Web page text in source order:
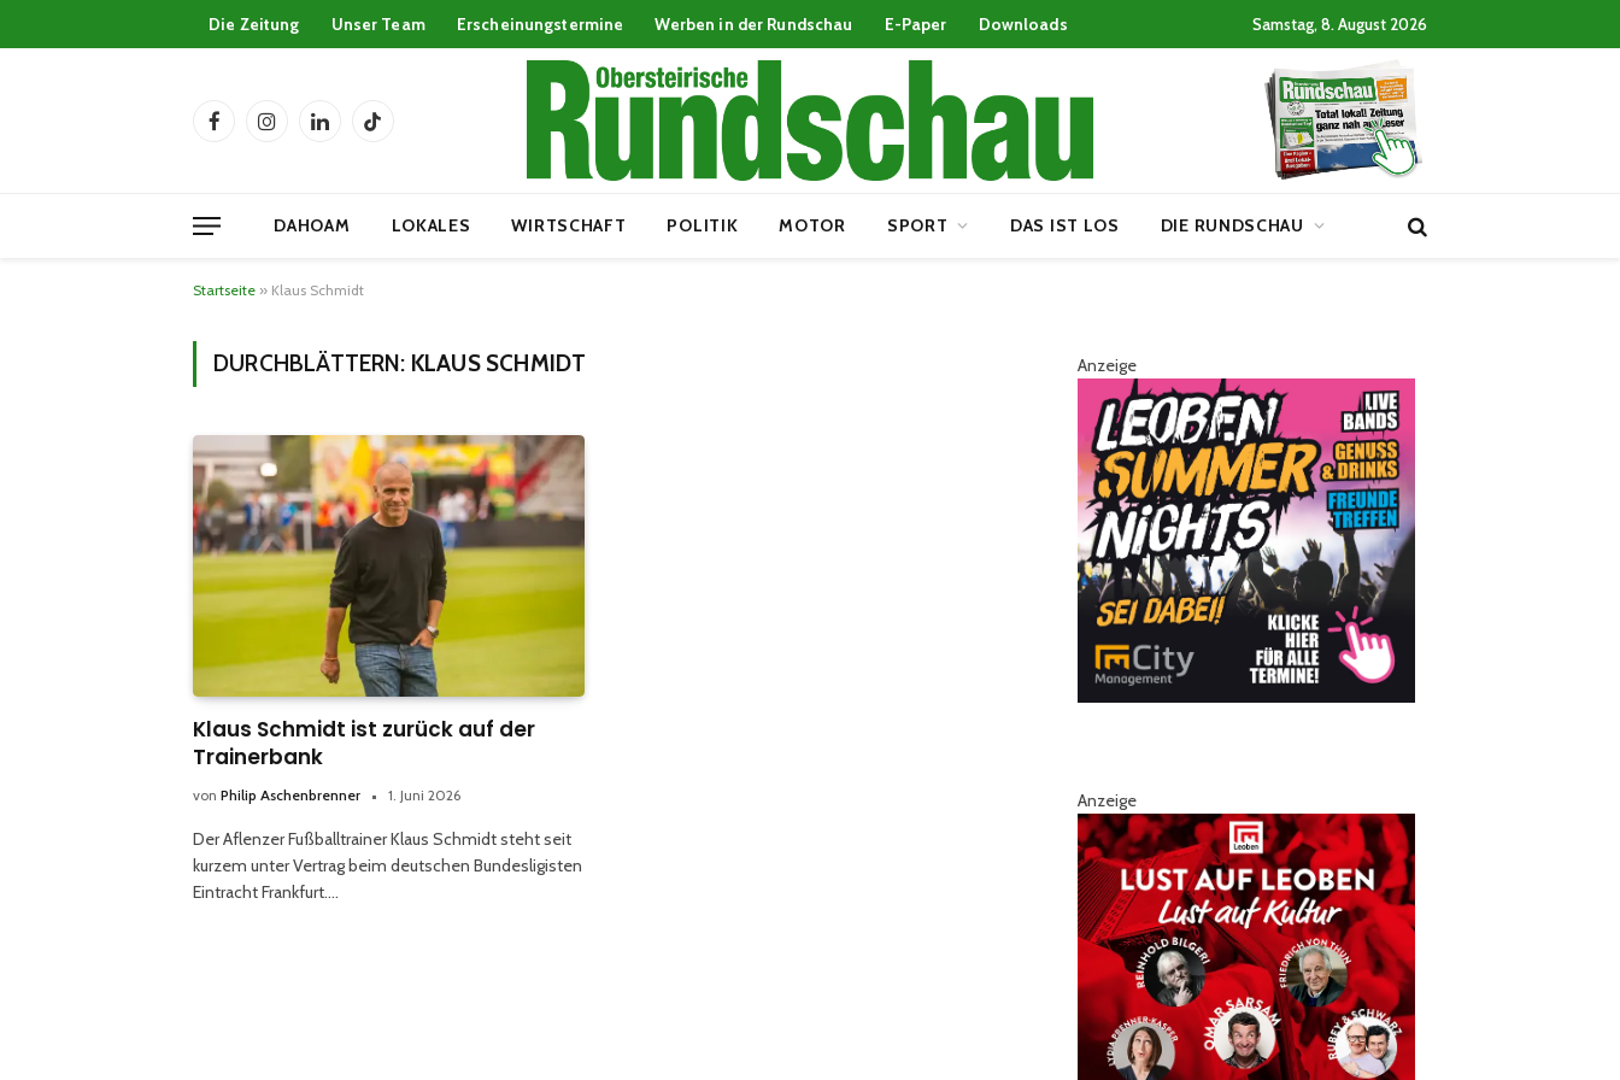
Die Zeitung Unser Team Erscheinungstermine Werben in der Rundschau E-Paper Downloads Samstag, 8. August 2026
FacebookInstagramLinkedInTikTok
DAHOAM LOKALES WIRTSCHAFT POLITIK MOTOR SPORT DAS IST LOS DIE RUNDSCHAU
Startseite » Klaus Schmidt
DURCHBLÄTTERN: KLAUS SCHMIDT
Klaus Schmidt ist zurück auf der
Trainerbank
von Philip Aschenbrenner 1. Juni 2026
Der Aflenzer Fußballtrainer Klaus Schmidt steht seit
kurzem unter Vertrag beim deutschen Bundesligisten
Eintracht Frankfurt.…
Anzeige
Anzeige